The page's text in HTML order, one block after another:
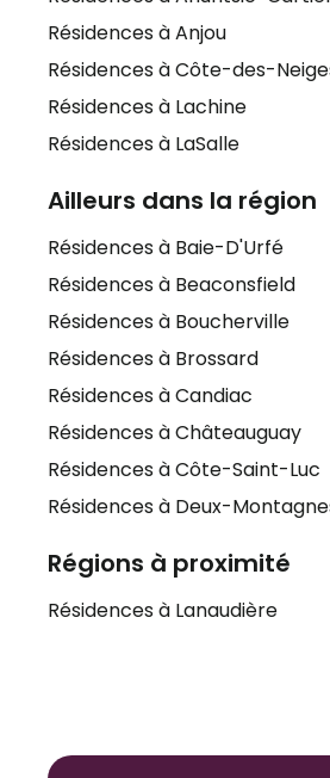
Résidences à Anjou
Résidences à Côte-des-
Résidences à Lachine
Résidences à LaSalle
Ailleurs dans la région
Résidences à Baie-D'Urfé
Résidences à Beaconsfield
Résidences à Boucherville
Résidences à Brossard
Résidences à Candiac
Résidences à Châteauguay
Résidences à Côte-Saint-Luc
Résidences à Deux-
Régions à proximité
Résidences à Lanaudière